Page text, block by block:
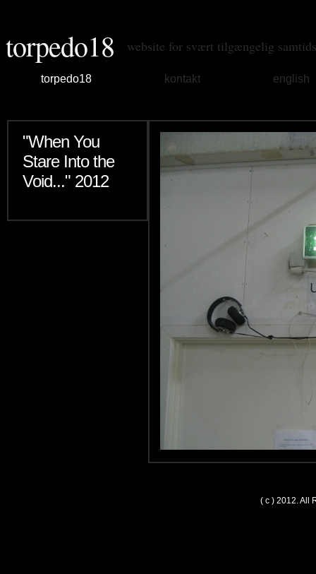
torpedo18 website for svært tilgængelig
torpedo18 kontakt english
"When You
Stare Into the
Void..." 2012
( c ) 2012. All